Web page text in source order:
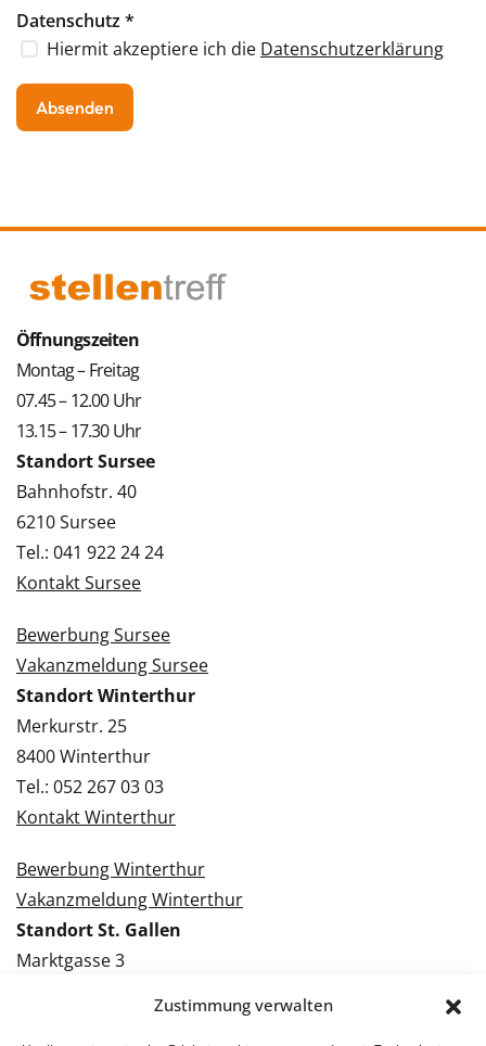
Zustimmung verwalten
Datenschutz*
Hiermit akzeptiere ich die Datenschutzerklärung
Öffnungszeiten
Montag – Freitag
07.45 – 12.00 Uhr
13.15 – 17.30 Uhr
Standort Sursee
Bahnhofstr. 40
6210 Sursee
Tel.: 041 922 24 24
Kontakt Sursee
Bewerbung Sursee
Vakanzmeldung Sursee
Standort Winterthur
Merkurstr. 25
8400 Winterthur
Tel.: 052 267 03 03
Kontakt Winterthur
Bewerbung Winterthur
Vakanzmeldung Winterthur
Standort St. Gallen
Marktgasse 3